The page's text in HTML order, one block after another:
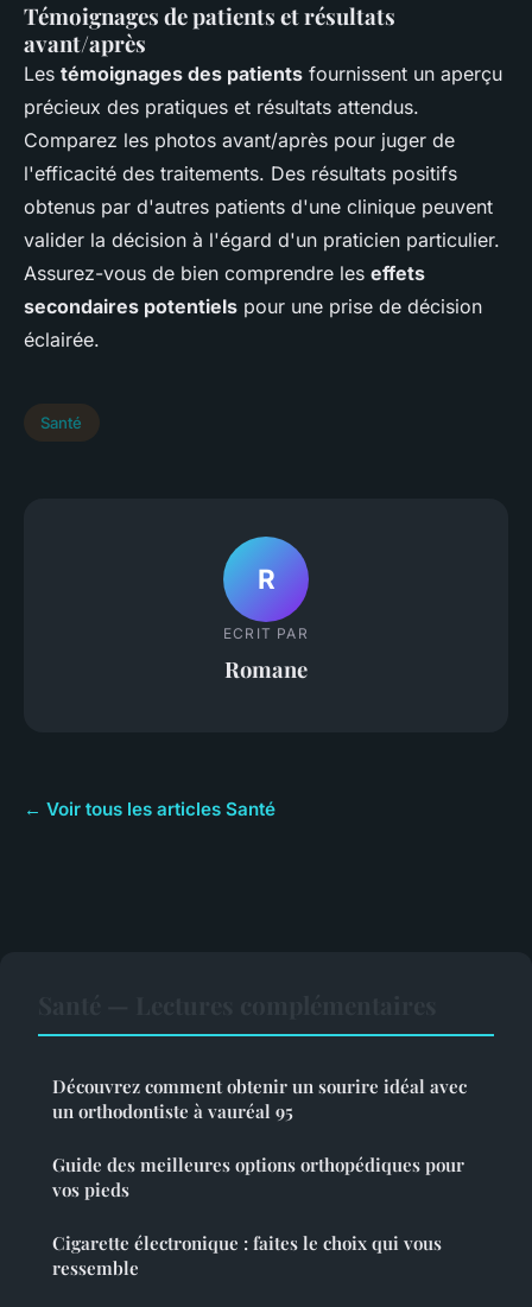
Témoignages de patients et résultats
avant/après
Les témoignages des patients fournissent un aperçu
précieux des pratiques et résultats attendus.
Comparez les photos avant/après pour juger de
l'efficacité des traitements. Des résultats positifs
obtenus par d'autres patients d'une clinique peuvent
valider la décision à l'égard d'un praticien particulier.
Assurez-vous de bien comprendre les effets
secondaires potentiels pour une prise de décision
éclairée.
Santé
R
ECRIT PAR
Romane
← Voir tous les articles Santé
Découvrez comment obtenir un sourire idéal avec
un orthodontiste à vauréal 95
Guide des meilleures options orthopédiques pour
vos pieds
Cigarette électronique : faites le choix qui vous
ressemble